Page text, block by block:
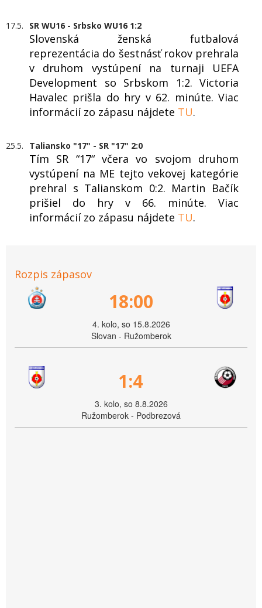
17.5. SR WU16 - Srbsko WU16 1:2
Slovenská ženská futbalová
reprezentácia do šestnásť rokov prehrala
v druhom vystúpení na turnaji UEFA
Development so Srbskom 1:2. Victoria
Havalec prišla do hry v 62. minúte. Viac
informácií zo zápasu nájdete TU.
25.5. Taliansko "17" - SR "17" 2:0
Tím SR “17“ včera vo svojom druhom
vystúpení na ME tejto vekovej kategórie
prehral s Talianskom 0:2. Martin Bačík
prišiel do hry v 66. minúte. Viac
informácií zo zápasu nájdete TU.
Rozpis zápasov
18:00
4. kolo, so 15.8.2026
Slovan - Ružomberok
1:4
3. kolo, so 8.8.2026
Ružomberok - Podbrezová